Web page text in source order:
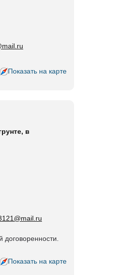
Показать на карте
в
договоренности.
Показать на карте